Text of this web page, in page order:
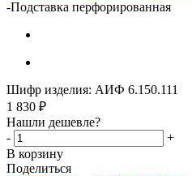
-Подставка перфорированная
Шифр изделия: АИФ 6.150.111
1 830 ₽
Нашли дешевле?
-
+
В корзину
Поделиться